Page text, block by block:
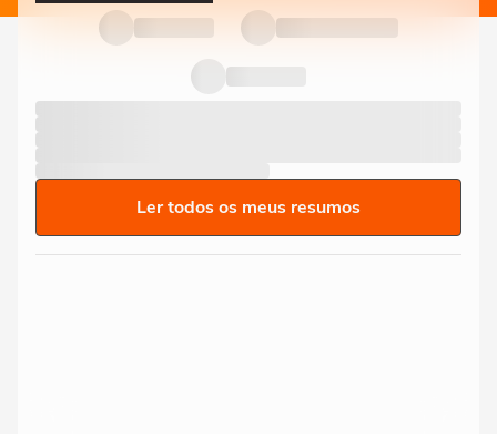
Ler todos os meus resumos